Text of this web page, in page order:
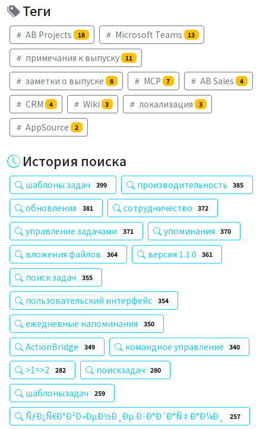
Теги
AB Projects 18 Microsoft Teams 13
примечания к выпуску 11
заметки о выпуске 8 MCP 7 AB Sales 4
CRM 4 Wiki 3 локализация 3
AppSource 2
История поиска
шаблоны задач 399 производительность 385
обновления 381 сотрудничество 372
управление задачами 371 упоминания 370
вложения файлов 364 версия 1.1.0 361
поиск задач 355
пользовательский интерфейс 354
ежедневные напоминания 350
ActionBridge 349 командное управление 340
>1=>2 282 поискзадач 280
шаблонызадач 259
ÑƒÐ¿Ñ€Ð°Ð²Ð»ÐµÐ½Ð¸Ðµ Ð·Ð°Ð´Ð°Ñ‡Ð°Ð¼Ð¸ 257